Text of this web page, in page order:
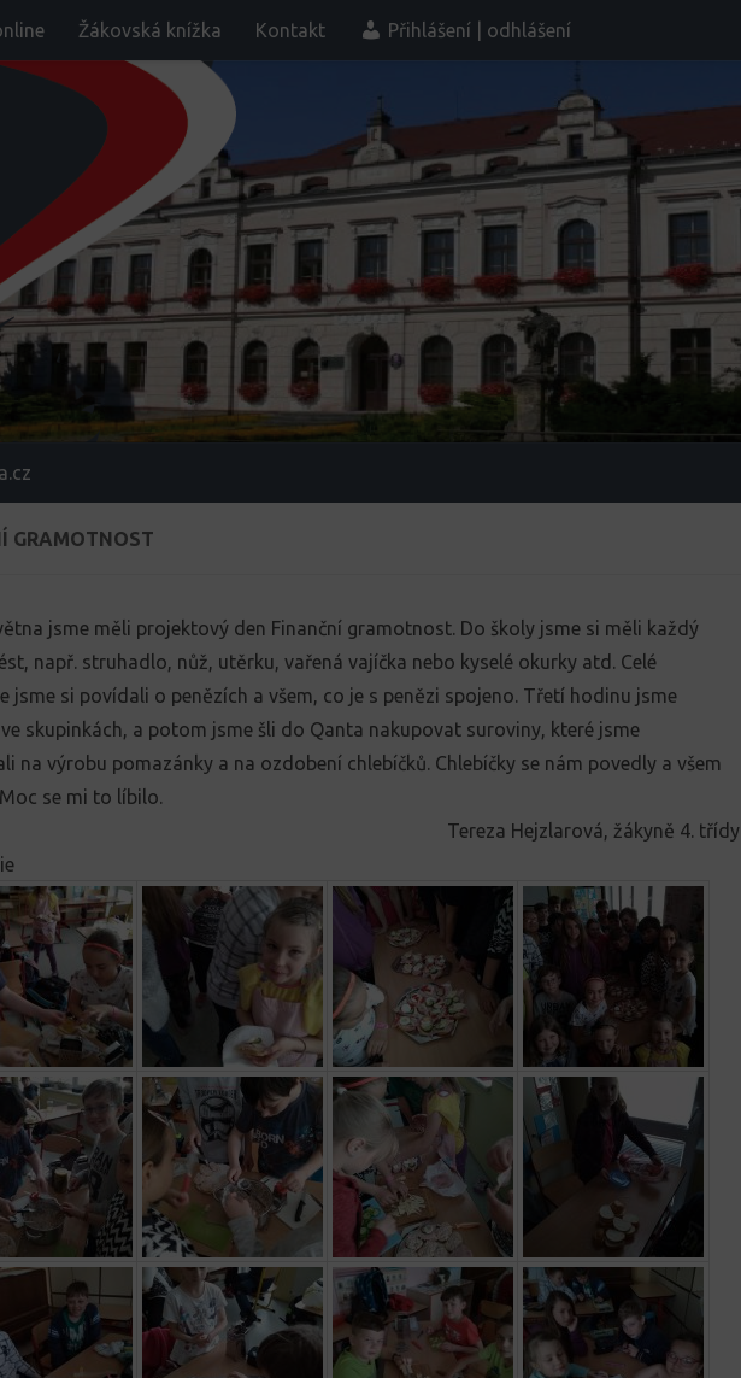
Žákovská knížka Kontakt Přihlášení | odhlášení
GRAMOTNOST
jsme měli projektový den Finanční gramotnost. Do školy jsme si měli každý
např. struhadlo, nůž, utěrku, vařená vajíčka nebo kyselé okurky atd. Celé
jsme si povídali o penězích a všem, co je s penězi spojeno. Třetí hodinu jsme
skupinkách, a potom jsme šli do Qanta nakupovat suroviny, které jsme
na výrobu pomazánky a na ozdobení chlebíčků. Chlebíčky se nám povedly a všem
se mi to líbilo.
Tereza Hejzlarová, žákyně 4. třídy